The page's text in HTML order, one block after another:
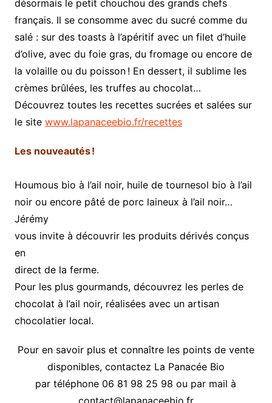
désormais le petit chouchou des grands chefs
français. Il se consomme avec du sucré comme du
salé : sur des toasts à l’apéritif avec un filet d’huile
d’olive, avec du foie gras, du fromage ou encore de
la volaille ou du poisson ! En dessert, il sublime les
crèmes brûlées, les truffes au chocolat…
Découvrez toutes les recettes sucrées et salées sur
le site www.lapanaceebio.fr/recettes
Les nouveautés !
Houmous bio à l’ail noir, huile de tournesol bio à l’ail
noir ou encore pâté de porc laineux à l’ail noir…
Jérémy
vous invite à découvrir les produits dérivés conçus
en
direct de la ferme.
Pour les plus gourmands, découvrez les perles de
chocolat à l’ail noir, réalisées avec un artisan
chocolatier local.
Pour en savoir plus et connaître les points de vente
disponibles, contactez La Panacée Bio
par téléphone 06 81 98 25 98 ou par mail à
contact@lapanaceebio.fr